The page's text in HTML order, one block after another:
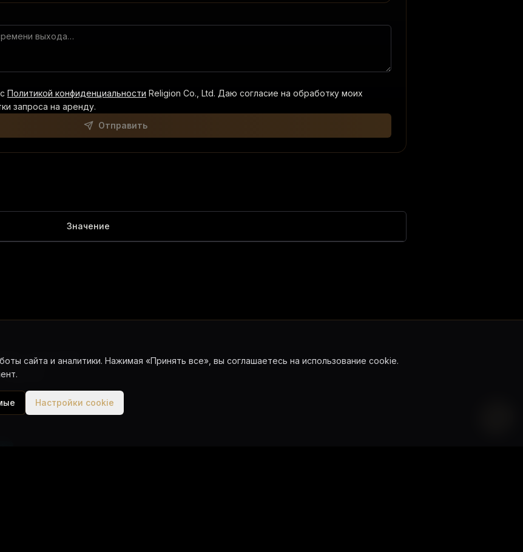
Политикой конфиденциальности Religion Co., Ltd. Даю согласие на обработку моих
запроса на аренду.
Отправить
Значение
остров Нака)
Яй)
сайта и аналитики. Нажимая «Принять все», вы соглашаетесь на использование cookie.
Настройки cookie